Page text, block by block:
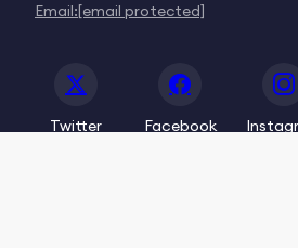
Email:[email protected]
Twitter Facebook